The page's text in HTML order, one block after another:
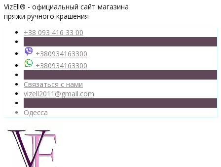
VizEll® - официальный сайт магазина
пряжи ручного крашения
+38 093 416 33 00
+380934163300
+380934163300
Связаться с нами
vizell2011@gmail.com
Одесса